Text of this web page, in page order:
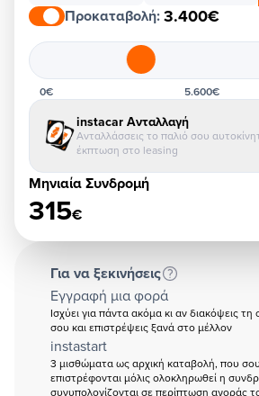
Προκαταβολή:3.400€
0€ 5.600€
instacar Ανταλλαγή
Ανταλλάσσεις το παλιό σου
έκπτωση στο leasing
Μηνιαία Συνδρομή
315€
Για να ξεκινήσεις
Εγγραφή μια φορά
Ισχύει για πάντα ακόμα κι αν διακόψεις
σου και επιστρέψεις ξανά στο μέλλον
instastart
3 μισθώματα ως αρχική καταβολή, που
επιστρέφονται μόλις ολοκληρωθεί η
συνυπολογίζονται σε περίπτωση αγοράς